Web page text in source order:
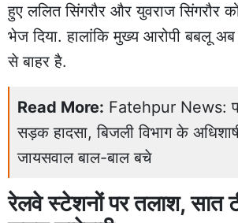
हुए ललित सिंगरौर और युवराज सिंगरौर
भेज दिया. हालांकि मुख्य आरोपी बबलू
से बाहर है.
Read More: Fatehpur News:
सड़क हादसा, बिजली विभाग के
जायसवाल बाल-बाल बचे
रेलवे स्टेशनों पर तलाश, सात